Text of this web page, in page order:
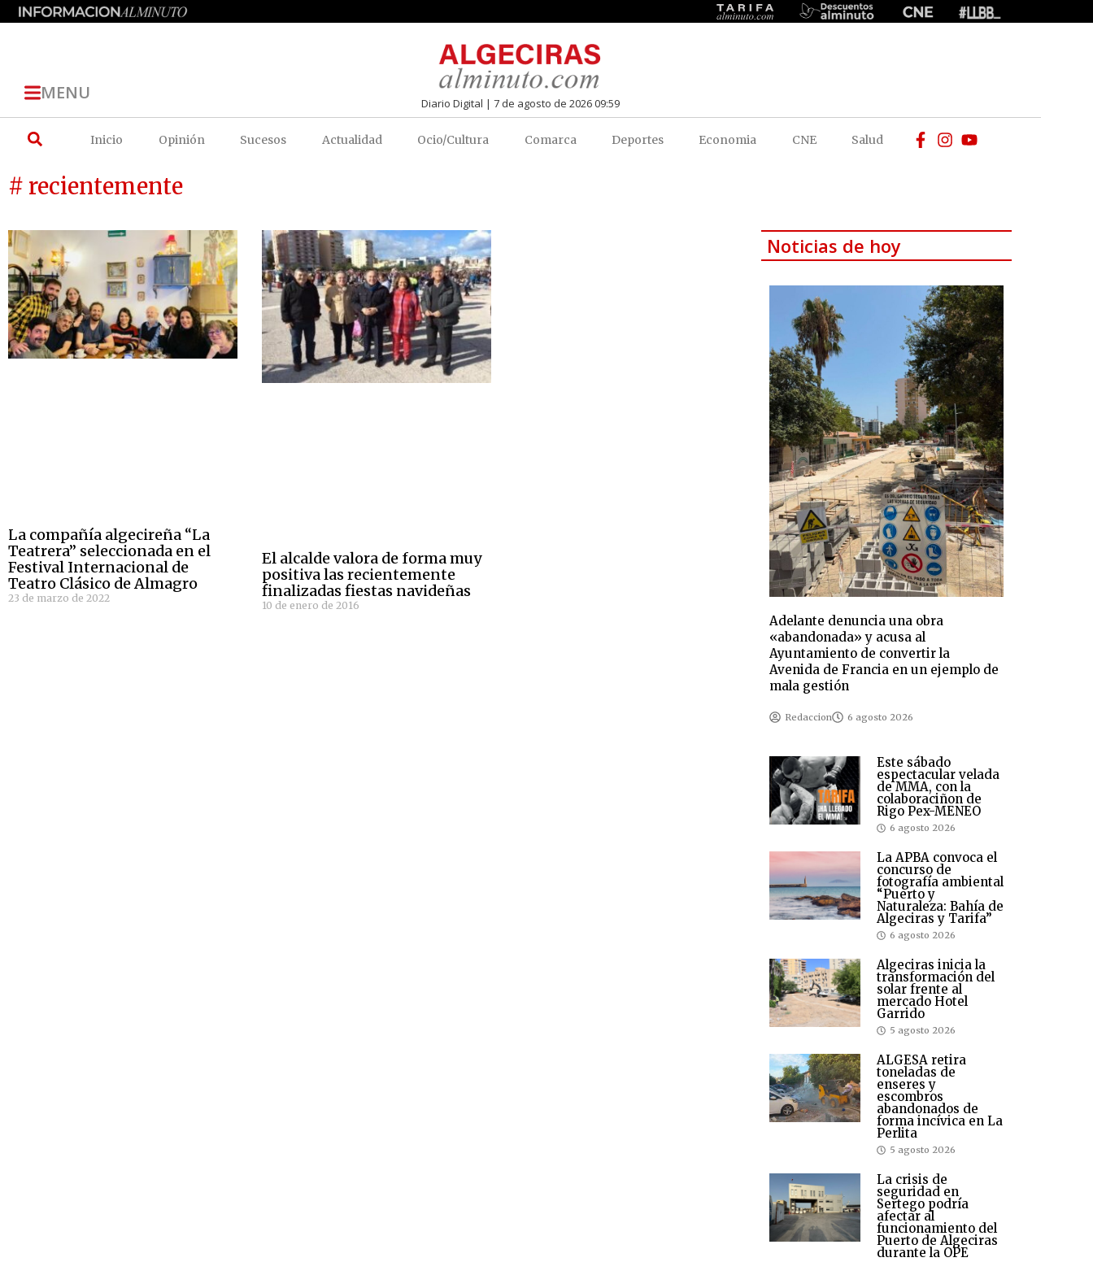
MENU Diario Digital | 7 de agosto de 2026 09:59
Inicio Opinión Sucesos Actualidad Ocio/Cultura Comarca Deportes Economia CNE Salud
# recientemente
La compañía algecireña “La
Teatrera” seleccionada en el
Festival Internacional de
Teatro Clásico de Almagro
23 de marzo de 2022
El alcalde valora de forma muy
positiva las recientemente
finalizadas fiestas navideñas
10 de enero de 2016
Noticias de hoy
Adelante denuncia una obra
«abandonada» y acusa al
Ayuntamiento de convertir la
Avenida de Francia en un ejemplo de
mala gestión
Redaccion 6 agosto 2026
Este sábado
espectacular velada
de MMA, con la
colaboraciñon de
Rigo Pex-MENEO
6 agosto 2026
La APBA convoca el
concurso de
fotografía ambiental
“Puerto y
Naturaleza: Bahía de
Algeciras y Tarifa”
6 agosto 2026
Algeciras inicia la
transformación del
solar frente al
mercado Hotel
Garrido
5 agosto 2026
ALGESA retira
toneladas de
enseres y
escombros
abandonados de
forma incívica en La
Perlita
5 agosto 2026
La crisis de
seguridad en
Sertego podría
afectar al
funcionamiento del
Puerto de Algeciras
durante la OPE